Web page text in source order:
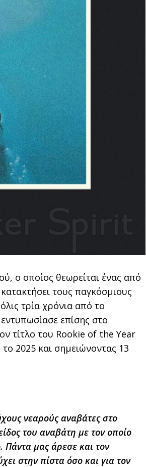
ο οποίος θεωρείται ένας από
τους παγκόσμιους
τρία χρόνια από το
επίσης στο
τίτλο του Rookie of the Year
2025 και σημειώνοντας 13
νεαρούς αναβάτες στο
του αναβάτη με τον οποίο
Πάντα μας άρεσε και τον
στην πίστα όσο και για τον